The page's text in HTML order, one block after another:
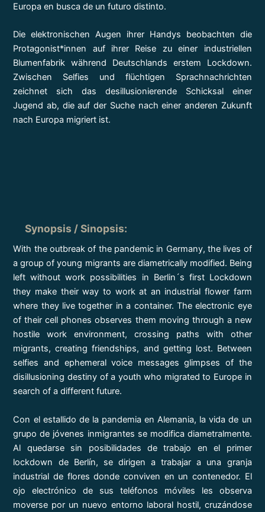
Europa en busca de un futuro distinto.
Die elektronischen Augen ihrer Handys beobachten die
Protagonist*innen auf ihrer Reise zu einer industriellen
Blumenfabrik während Deutschlands erstem Lockdown.
Zwischen Selfies und flüchtigen Sprachnachrichten
zeichnet sich das desillusionierende Schicksal einer
Jugend ab, die auf der Suche nach einer anderen Zukunft
nach Europa migriert ist.
Synopsis / Sinopsis:
With the outbreak of the pandemic in Germany, the lives of
a group of young migrants are diametrically modified. Being
left without work possibilities in Berlin´s first Lockdown
they make their way to work at an industrial flower farm
where they live together in a container. The electronic eye
of their cell phones observes them moving through a new
hostile work environment, crossing paths with other
migrants, creating friendships, and getting lost. Between
selfies and ephemeral voice messages glimpses of the
disillusioning destiny of a youth who migrated to Europe in
search of a different future.
Con el estallido de la pandemia en Alemania, la vida de un
grupo de jóvenes inmigrantes se modifica diametralmente.
Al quedarse sin posibilidades de trabajo en el primer
lockdown de Berlín, se dirigen a trabajar a una granja
industrial de flores donde conviven en un contenedor. El
ojo electrónico de sus teléfonos móviles les observa
moverse por un nuevo entorno laboral hostil, cruzándose